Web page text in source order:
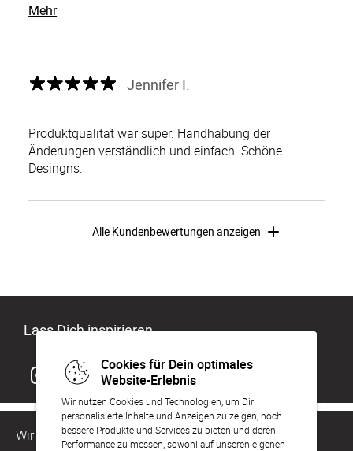
Cookies für Dein optimales
Website-Erlebnis
Wir nutzen Cookies und Technologien, um Dir
personalisierte Inhalte und Anzeigen zu zeigen, noch
bessere Produkte und Services zu bieten und deren
Performance zu messen, sowohl auf unseren eigenen
Mehr
Jennifer I.
Produktqualität war super. Handhabung der
Änderungen verständlich und einfach. Schöne
Desingns.
Alle Kundenbewertungen anzeigen
Lass Dich inspirieren
Wir sind für Dich da